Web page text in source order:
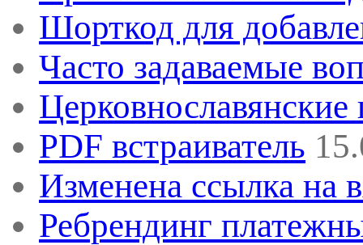
Шорткод для
Часто задаваемые
PDF встраиватель
Изменена ссылка на
Ребрендинг